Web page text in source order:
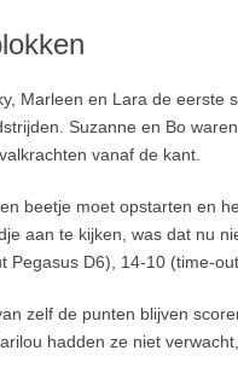
Marleen en Lara de eerste
Suzanne en Bo
vanaf de kant.
beetje moet opstarten en
aan te kijken, was dat nu
Pegasus D6), 14-10 (time-
zelf de punten blijven
hadden ze niet